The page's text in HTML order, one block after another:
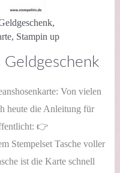
,
, Stampin up
Geldgeschenk
Von vielen
heute die Anleitung für
👉
Stempelset Tasche voller
ist die Karte schnell